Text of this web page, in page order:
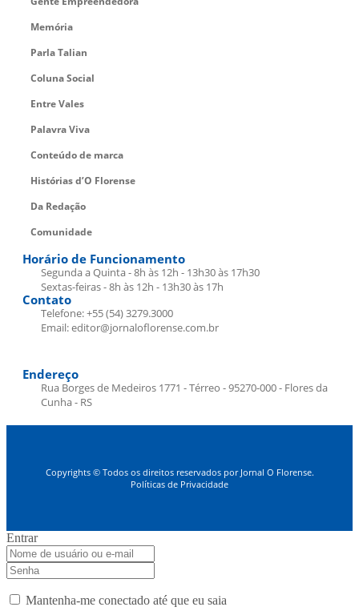
Memória
Parla Talian
Coluna Social
Entre Vales
Palavra Viva
Conteúdo de marca
Histórias d’O Florense
Da Redação
Comunidade
Horário de Funcionamento
Segunda a Quinta - 8h às 12h - 13h30 às 17h30
Sextas-feiras - 8h às 12h - 13h30 às 17h
Contato
Telefone: +55 (54) 3279.3000
Email: editor@jornaloflorense.com.br
Endereço
Rua Borges de Medeiros 1771 - Térreo - 95270-000 - Flores da
Cunha - RS
Copyrights © Todos os direitos reservados por Jornal O Florense.
Políticas de Privacidade
Entrar
Mantenha-me conectado até que eu saia